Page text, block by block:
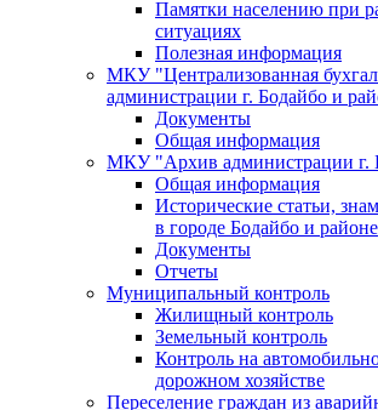
Памятки населению при
ситуациях
Полезная информация
МКУ "Централизованная
администрации г. Бодайбо и
Документы
Общая информация
МКУ "Архив администрации г.
Общая информация
Исторические статьи,
в городе Бодайбо и районе
Документы
Отчеты
Муниципальный контроль
Жилищный контроль
Земельный контроль
Контроль на
дорожном хозяйстве
Переселение граждан из